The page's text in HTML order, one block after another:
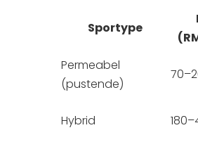
Sportype
Permeabel
(pustende)
Hybrid